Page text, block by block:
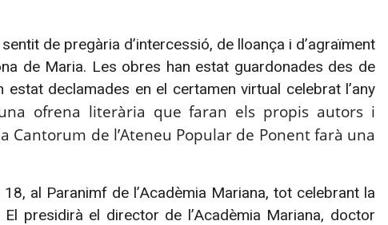
de pregària d’intercessió, de lloança i d’agraïment
de Maria. Les obres han estat guardonades des de
declamades en el certamen virtual celebrat l’any
ofrena literària que faran els propis autors i
Cantorum de l’Ateneu Popular de Ponent farà una
18, al Paranimf de l’Acadèmia Mariana, tot celebrant la
presidirà el director de l’Acadèmia Mariana, doctor